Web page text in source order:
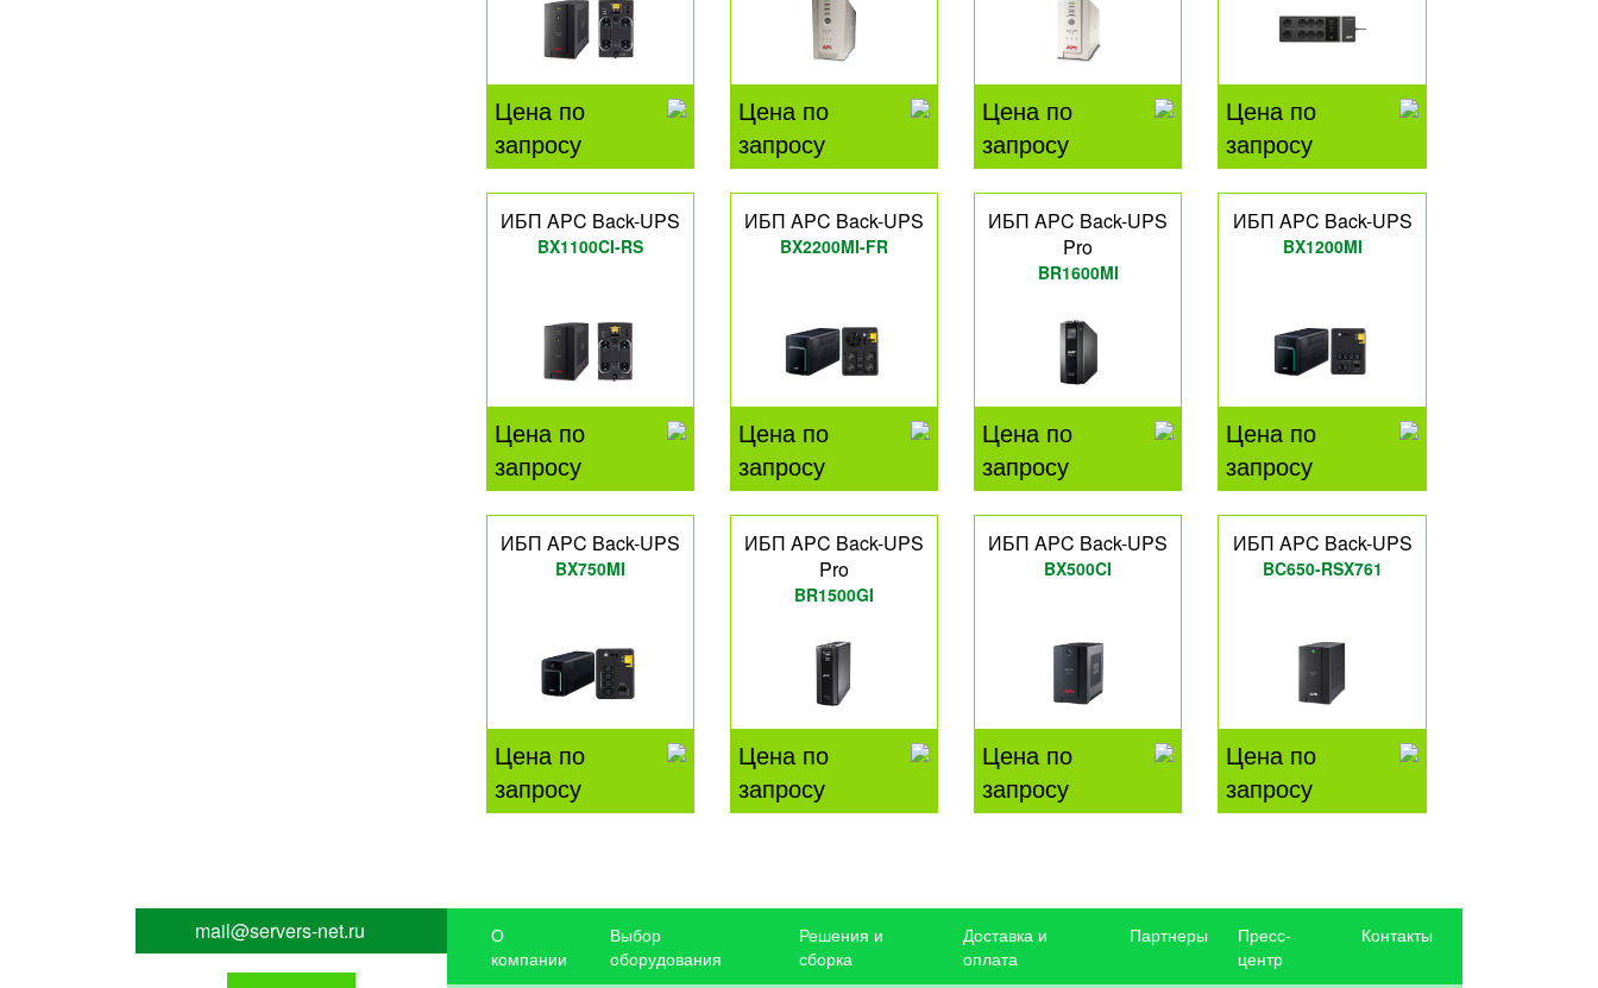
Цена по
запросу
Цена по
запросу
Цена по
запросу
Цена по
запросу
ИБП APC Back-UPS
BX1100CI-RS
Цена по
запросу
ИБП APC Back-UPS
BX2200MI-FR
Цена по
запросу
ИБП APC Back-UPS
Pro
BR1600MI
Цена по
запросу
ИБП APC Back-UPS
BX1200MI
Цена по
запросу
ИБП APC Back-UPS
BX750MI
Цена по
запросу
ИБП APC Back-UPS
Pro
BR1500GI
Цена по
запросу
ИБП APC Back-UPS
BX500CI
Цена по
запросу
ИБП APC Back-UPS
BC650-RSX761
Цена по
запросу
mail@servers-net.ru
О
компании
Выбор
оборудования
Решения и
сборка
Доставка и
оплата
Партнеры
Пресс-
центр
Контакты